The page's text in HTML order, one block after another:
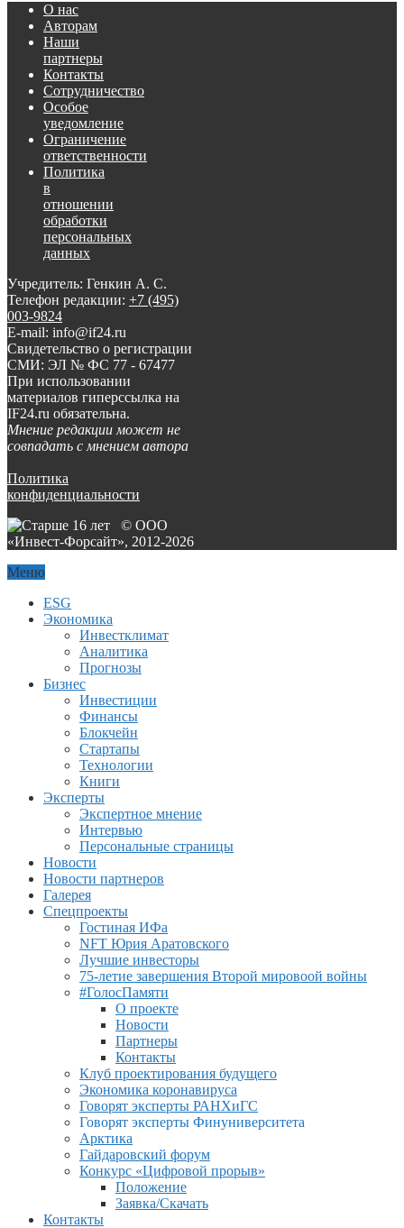
О нас
Авторам
Наши
партнеры
Контакты
Сотрудничество
Особое
уведомление
Ограничение
ответственности
Политика
в
отношении
обработки
персональных
данных
Учредитель: Генкин А. С.
Телефон редакции: +7 (495)
003-9824
E-mail: info@if24.ru
Свидетельство о регистрации
СМИ: ЭЛ № ФС 77 - 67477
При использовании
материалов гиперссылка на
IF24.ru обязательна.
Мнение редакции может не
совпадать с мнением автора
Политика
конфиденциальности
© ООО
«Инвест-Форсайт», 2012-2026
Меню
ESG
Экономика
Инвестклимат
Аналитика
Прогнозы
Бизнес
Инвестиции
Финансы
Блокчейн
Стартапы
Технологии
Книги
Эксперты
Экспертное мнение
Интервью
Персональные страницы
Новости
Новости партнеров
Галерея
Спецпроекты
Гостиная ИФа
NFT Юрия Аратовского
Лучшие инвесторы
75-летие завершения Второй мировоой войны
#ГолосПамяти
О проекте
Новости
Партнеры
Контакты
Клуб проектирования будущего
Экономика коронавируса
Говорят эксперты РАНХиГС
Говорят эксперты Финуниверситета
Арктика
Гайдаровский форум
Конкурс «Цифровой прорыв»
Положение
Заявка/Скачать
Контакты